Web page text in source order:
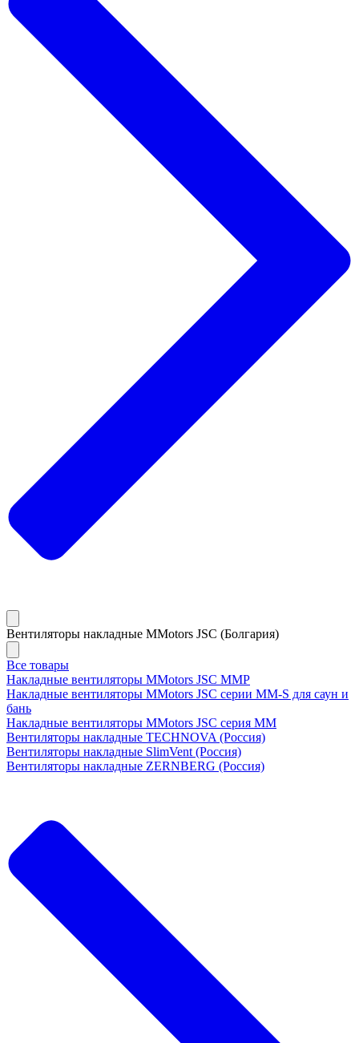
Вентиляторы накладные MMotors JSC (Болгария)
Все товары
Накладные вентиляторы MMotors JSC MMP
Накладные вентиляторы MMotors JSC серии MM-S для саун и
бань
Накладные вентиляторы MMotors JSC серия МM
Вентиляторы накладные TECHNOVA (Россия)
Вентиляторы накладные SlimVent (Россия)
Вентиляторы накладные ZERNBERG (Россия)